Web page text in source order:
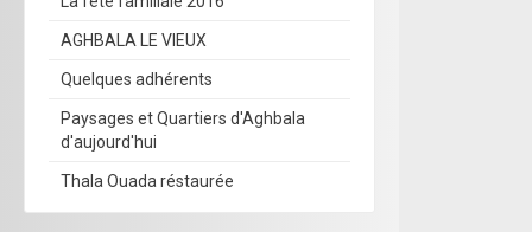
AGHBALA LE VIEUX
Quelques adhérents
Paysages et Quartiers d'Aghbala
d'aujourd'hui
Thala Ouada réstaurée